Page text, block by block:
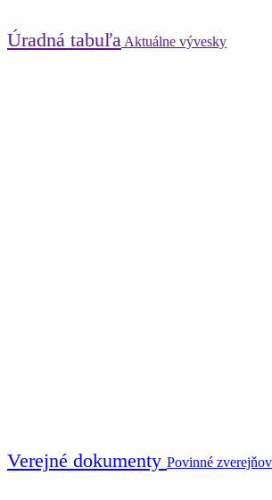
Úradná tabuľa Aktuálne vývesky
Verejné dokumenty Povinné